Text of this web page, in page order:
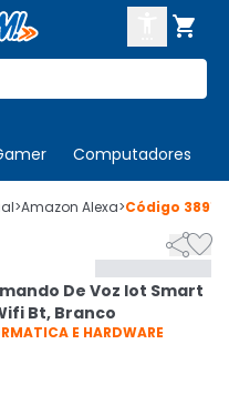

Computadores
SE
>Amazon Alexa>Código 389111

De Voz Iot Smart
Bt, Branco
E HARDWARE